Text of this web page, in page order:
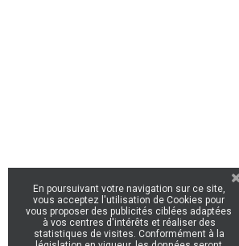
En poursuivant votre navigation sur ce site,
vous acceptez l'utilisation de Cookies pour
vous proposer des publicités ciblées adaptées
à vos centres d'intérêts et réaliser des
statistiques de visites. Conformément à la